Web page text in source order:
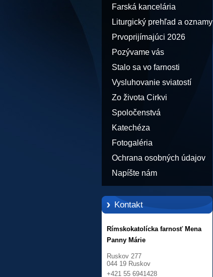
Farská kancelária
Liturgický prehľad a oznamy
Prvoprijímajúci 2026
Pozývame vás
Stalo sa vo farnosti
Vysluhovanie sviatostí
Zo života Cirkvi
Spoločenstvá
Katechéza
Fotogaléria
Ochrana osobných údajov
Napíšte nám
Kontakt
Rímskokatolícka farnosť Mena
Panny Márie
Ruskov 277
044 19 Ruskov
+421 55 6941428